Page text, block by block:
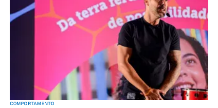
COMPORTAMENTO